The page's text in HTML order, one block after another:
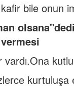
bile onun
vermesi
kurtuluşa